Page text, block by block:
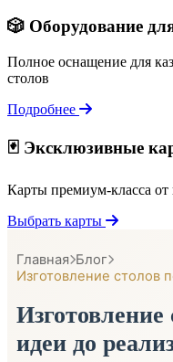
🎲 Оборудование
Полное оснащение для
столов
Подробнее
🃏 Эксклюзивные
Карты премиум-класса
Выбрать карты
Главная Блог
Изготовление столов
Изготовление
идеи до